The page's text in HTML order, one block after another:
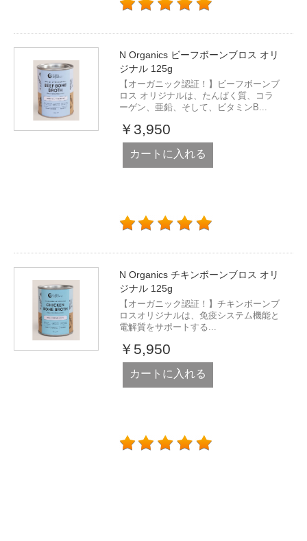
N Organics ビーフボーンブロス オリ
ジナル 125g
【オーガニック認証！】ビーフボーンブ
ロス オリジナルは、たんぱく質、コラ
ーゲン、亜鉛、そして、ビタミンB...
￥3,950
カートに入れる
N Organics チキンボーンブロス オリ
ジナル 125g
【オーガニック認証！】チキンボーンブ
ロスオリジナルは、免疫システム機能と
電解質をサポートする...
￥5,950
カートに入れる